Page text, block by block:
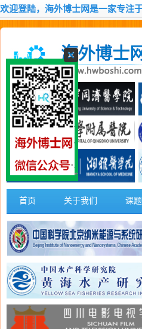
欢迎登陆，海外博士网是一家专注
首页 关于我们 课